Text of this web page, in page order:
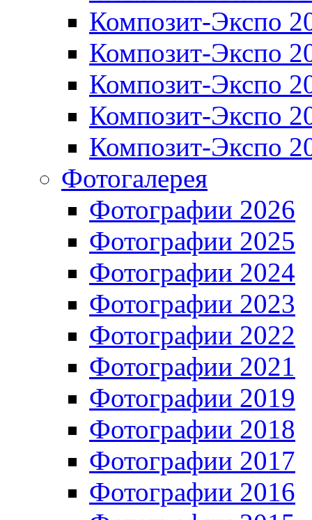
Композит-Экспо
Композит-Экспо
Композит-Экспо
Композит-Экспо
Композит-Экспо
Фотогалерея
Фотографии 2026
Фотографии 2025
Фотографии 2024
Фотографии 2023
Фотографии 2022
Фотографии 2021
Фотографии 2019
Фотографии 2018
Фотографии 2017
Фотографии 2016